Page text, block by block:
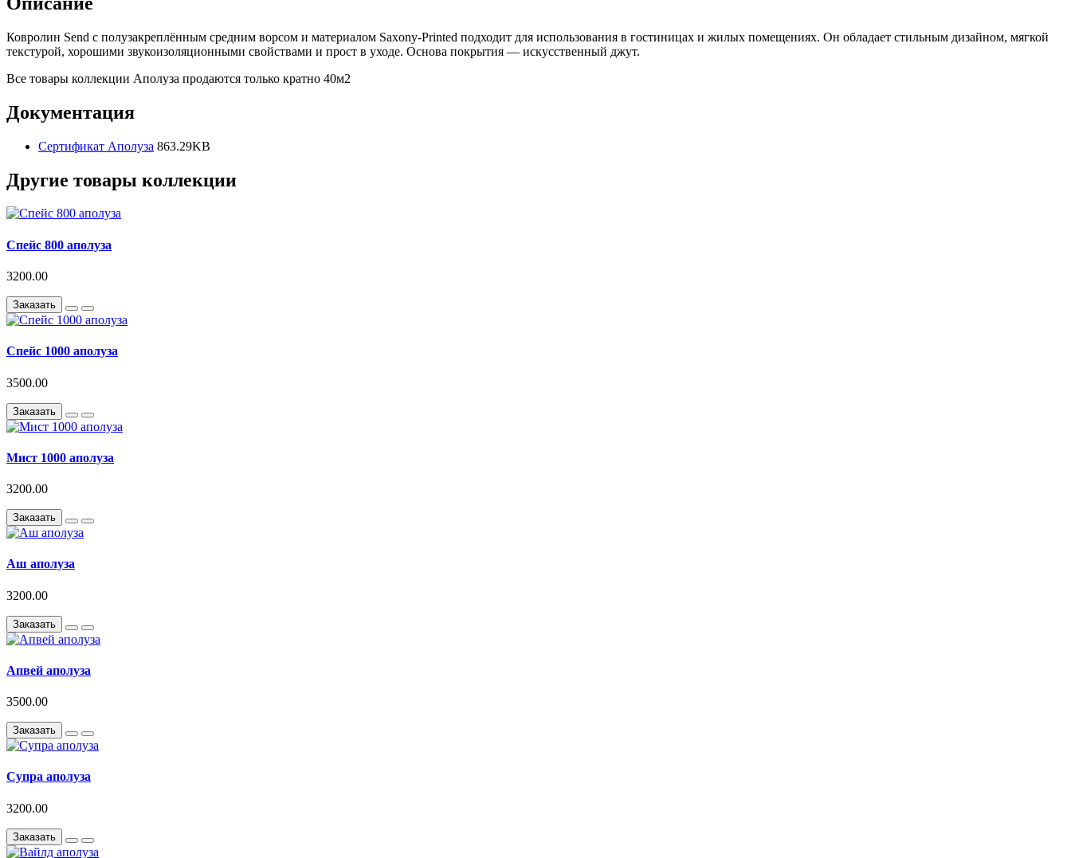
Ковролин Send с полузакреплённым средним ворсом и материалом Saxony-Printed подходит для использования в гостиницах и жилых помещениях. Он обладает стильным дизайном, мягкой
текстурой, хорошими звукоизоляционными свойствами и прост в уходе. Основа покрытия — искусственный джут.
Все товары коллекции Аполуза продаются только кратно 40м2
Документация
Сертификат Аполуза 863.29KB
Другие товары коллекции
Спейс 800 аполуза
3200.00
Заказать
Спейс 1000 аполуза
3500.00
Заказать
Мист 1000 аполуза
3200.00
Заказать
Аш аполуза
3200.00
Заказать
Апвей аполуза
3500.00
Заказать
Супра аполуза
3200.00
Заказать